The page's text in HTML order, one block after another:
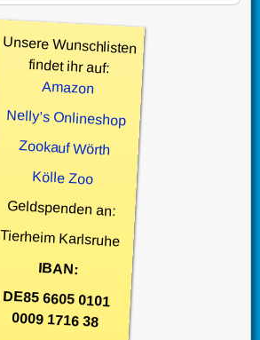
Unsere Wunschlisten
findet ihr auf:
Amazon
Nelly’s Onlineshop
Zookauf Wörth
Kölle Zoo
Geldspenden an:
Tierheim Karlsruhe
IBAN:
DE85 6605 0101
0009 1716 38